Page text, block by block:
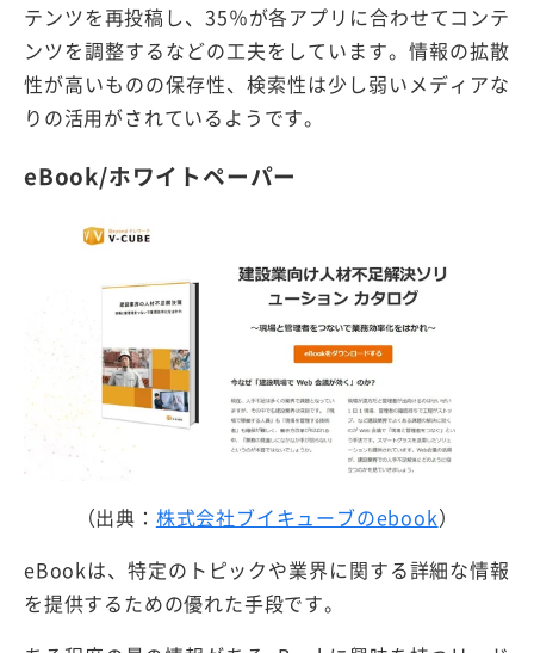
テンツを再投稿し、35％が各アプリに合わせてコンテ
ンツを調整するなどの工夫をしています。情報の拡散
性が高いものの保存性、検索性は少し弱いメディアな
りの活用がされているようです。
eBook/ホワイトペーパー
（出典： 株式会社ブイキューブのebook）
eBookは、特定のトピックや業界に関する詳細な情報
を提供するための優れた手段です。